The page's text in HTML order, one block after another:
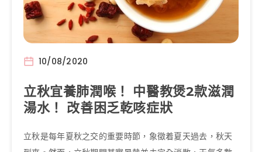
10/08/2020
立秋宜養肺潤喉！ 中醫教煲2款滋潤
湯水！ 改善困乏乾咳症狀
立秋是每年夏秋之交的重要時節，象徵着夏天過去，秋天